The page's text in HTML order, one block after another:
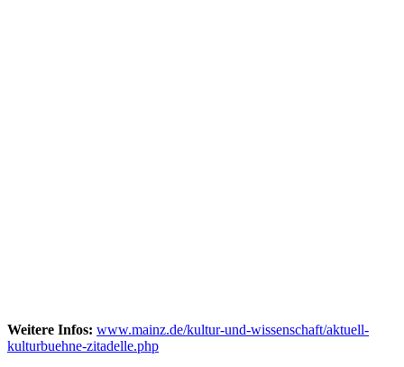
Weitere Infos: www.mainz.de/kultur-und-wissenschaft/aktuell-
kulturbuehne-zitadelle.php